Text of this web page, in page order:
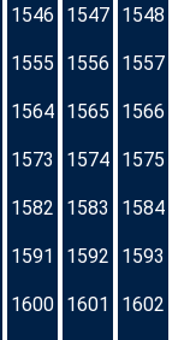
1546 1547 1548
1555 1556 1557
1564 1565 1566
1573 1574 1575
1582 1583 1584
1591 1592 1593
1600 1601 1602